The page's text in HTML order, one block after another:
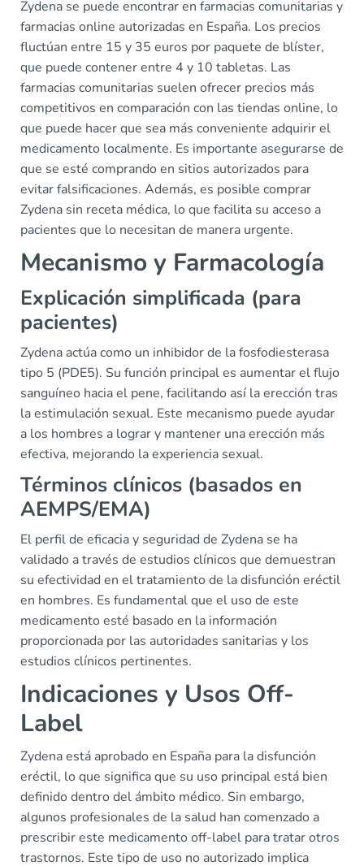
Zydena se puede encontrar en farmacias comunitarias y
farmacias online autorizadas en España. Los precios
fluctúan entre 15 y 35 euros por paquete de blíster,
que puede contener entre 4 y 10 tabletas. Las
farmacias comunitarias suelen ofrecer precios más
competitivos en comparación con las tiendas online, lo
que puede hacer que sea más conveniente adquirir el
medicamento localmente. Es importante asegurarse de
que se esté comprando en sitios autorizados para
evitar falsificaciones. Además, es posible comprar
Zydena sin receta médica, lo que facilita su acceso a
pacientes que lo necesitan de manera urgente.
Mecanismo y Farmacología
Explicación simplificada (para
pacientes)
Zydena actúa como un inhibidor de la fosfodiesterasa
tipo 5 (PDE5). Su función principal es aumentar el flujo
sanguíneo hacia el pene, facilitando así la erección tras
la estimulación sexual. Este mecanismo puede ayudar
a los hombres a lograr y mantener una erección más
efectiva, mejorando la experiencia sexual.
Términos clínicos (basados en
AEMPS/EMA)
El perfil de eficacia y seguridad de Zydena se ha
validado a través de estudios clínicos que demuestran
su efectividad en el tratamiento de la disfunción eréctil
en hombres. Es fundamental que el uso de este
medicamento esté basado en la información
proporcionada por las autoridades sanitarias y los
estudios clínicos pertinentes.
Indicaciones y Usos Off-
Label
Zydena está aprobado en España para la disfunción
eréctil, lo que significa que su uso principal está bien
definido dentro del ámbito médico. Sin embargo,
algunos profesionales de la salud han comenzado a
prescribir este medicamento off-label para tratar otros
trastornos. Este tipo de uso no autorizado implica